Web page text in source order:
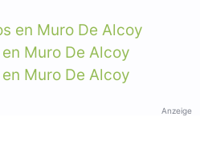
en Muro De Alcoy
Muro De Alcoy
Muro De Alcoy
Anzeige